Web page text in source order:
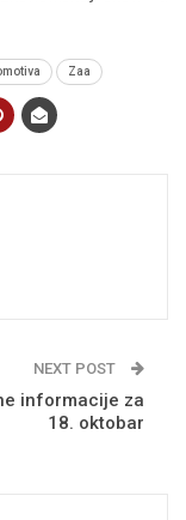
Zaa
NEXT POST
informacije za
18. oktobar